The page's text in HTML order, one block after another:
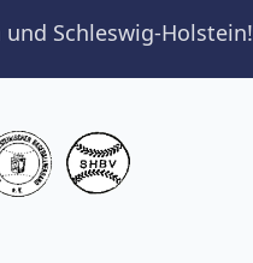
Schleswig-Holstein!